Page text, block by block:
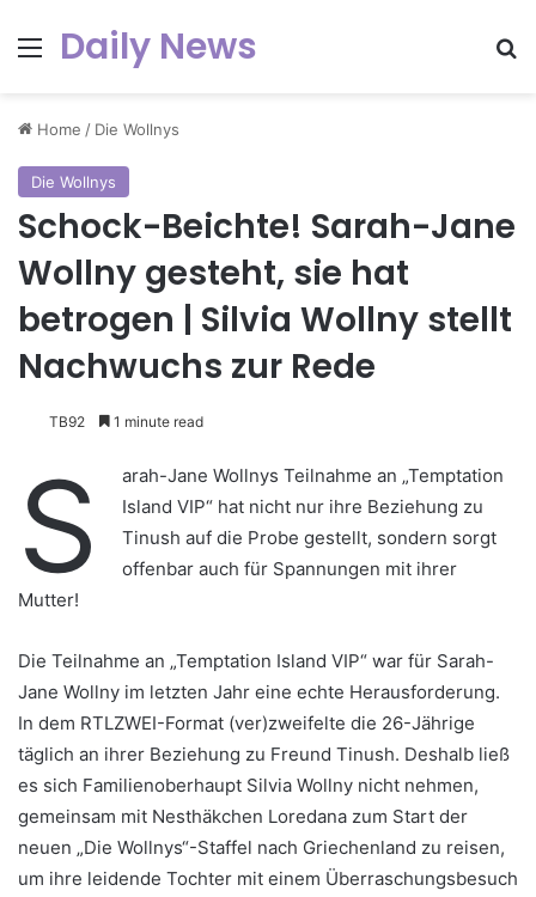
Menu
Daily News
Home / Die Wollnys
Die Wollnys
Schock-Beichte! Sarah-Jane
Wollny gesteht, sie hat
betrogen | Silvia Wollny stellt
Nachwuchs zur Rede
TB92 1 minute read
S
arah-Jane Wollnys Teilnahme an „Temptation
Island VIP“ hat nicht nur ihre Beziehung zu
Tinush auf die Probe gestellt, sondern sorgt
offenbar auch für Spannungen mit ihrer
Mutter!
Die Teilnahme an „Temptation Island VIP“ war für Sarah-
Jane Wollny im letzten Jahr eine echte Herausforderung.
In dem RTLZWEI-Format (ver)zweifelte die 26-Jährige
täglich an ihrer Beziehung zu Freund Tinush. Deshalb ließ
es sich Familienoberhaupt Silvia Wollny nicht nehmen,
gemeinsam mit Nesthäkchen Loredana zum Start der
neuen „Die Wollnys“-Staffel nach Griechenland zu reisen,
um ihre leidende Tochter mit einem Überraschungsbesuch